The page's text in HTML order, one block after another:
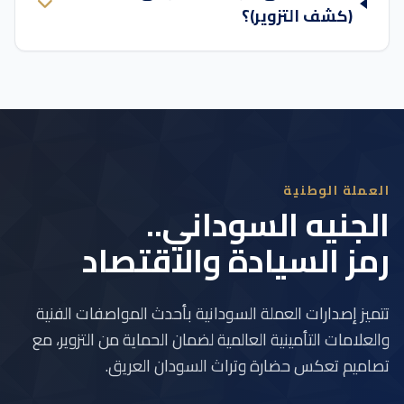
(كشف التزوير)؟
العملة الوطنية
الجنيه السوداني..
رمز السيادة والاقتصاد
تتميز إصدارات العملة السودانية بأحدث المواصفات الفنية
والعلامات التأمينية العالمية لضمان الحماية من التزوير، مع
تصاميم تعكس حضارة وتراث السودان العريق.